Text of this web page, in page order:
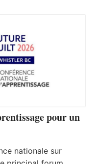
pour un
nationale sur